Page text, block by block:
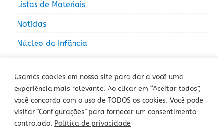
Usamos cookies em nosso site para dar a você uma
experiência mais relevante. Ao clicar em “Aceitar todos”,
você concorda com o uso de TODOS os cookies. Você pode
visitar "Configurações" para fornecer um consentimento
controlado. Política de privacidade
Listas de Materiais
Notícias
Núcleo da Infância